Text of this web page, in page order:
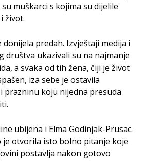
muškarci s kojima su dijelile
život.
donijela predah. Izvještaji medija i
društva ukazivali su na najmanje
a svaka od tih žena, čiji je život
iza sebe je ostavila
prazninu koju nijedna presuda
ubijena i Elma Godinjak-Prusac.
otvorila isto bolno pitanje koje
postavlja nakon gotovo